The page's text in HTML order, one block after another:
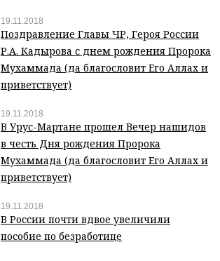
19.11.2018
Поздравление Главы ЧР, Героя России
Р.А. Кадырова с днем рождения Пророка
Мухаммада (да благословит Его Аллах и
приветствует)
19.11.2018
В Урус-Мартане прошел Вечер нашидов
в честь Дня рождения Пророка
Мухаммада (да благословит Его Аллах и
приветствует)
19.11.2018
В России почти вдвое увеличили
пособие по безработице